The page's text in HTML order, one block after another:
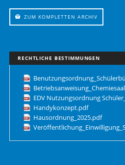
ZUM KOMPLETTEN ARCHIV
RECHTLICHE BESTIMMUNGEN
Betriebsanweisung_Chemiesaal
EDV Nutzungsordnung
Handykonzept.pdf
Hausordnung_2025.pdf